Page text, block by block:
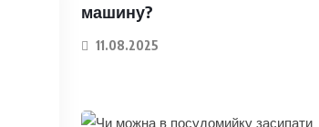
машину?
11.08.2025